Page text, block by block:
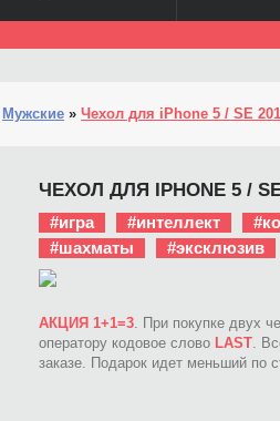
Мужские » Чехол для iPhone 5 / SE
ЧЕХОЛ ДЛЯ IPHONE 5 /
#игра #интеллект
#шахматы
#эксклюзив
АКЦИЯ 1+1=3. При покупке двух
оператору кодовое слово LAST.
заказе. Подарок идет меньший по